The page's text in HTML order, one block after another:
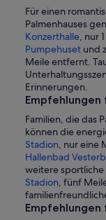
Für einen
Palmenhauses
Konzerthalle, nur
Pumpehuset und
Meile entfernt.
Erinnerungen.
Empfehlungen
Familien, die das
können die
Stadion, nur eine
Hallenbad
weitere
Stadion, fünf
Empfehlungen